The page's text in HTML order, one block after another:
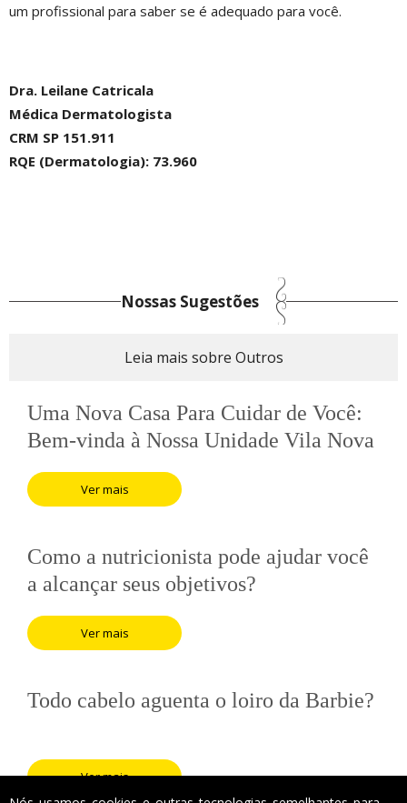
um profissional para saber se é adequado para você.
Dra. Leilane Catricala
Médica Dermatologista
CRM SP 151.911
RQE (Dermatologia): 73.960
Nossas Sugestões
Leia mais sobre Outros
Uma Nova Casa Para Cuidar de Você:
Bem-vinda à Nossa Unidade Vila Nova
Conceição
Ver mais
Como a nutricionista pode ajudar você
a alcançar seus objetivos?
Ver mais
Todo cabelo aguenta o loiro da Barbie?
Ver mais